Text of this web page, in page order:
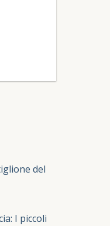
del
I piccoli